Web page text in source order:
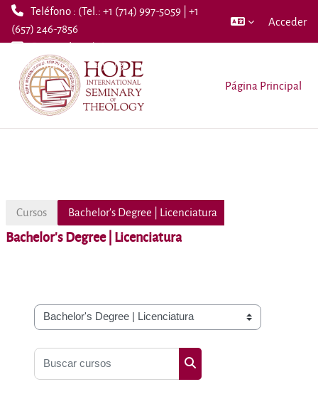
Teléfono : (Tel.: +1 (714) 997-5059 | +1
(657) 246-7856
Correo electrónico :
info@hopeseminary.org
Acceder
Página Principal
Cursos Bachelor's Degree | Licenciatura
Bachelor's Degree | Licenciatura
Categorías
Buscar cursos
Buscar cursos